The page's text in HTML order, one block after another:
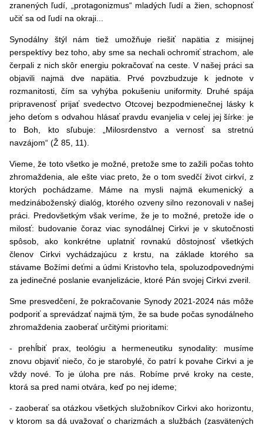
zranených ľudí, „protagonizmus“ mladých ľudí a žien, schopnosť
učiť sa od ľudí na okraji...
Synodálny štýl nám tiež umožňuje riešiť napätia z misijnej
perspektívy bez toho, aby sme sa nechali ochromiť strachom, ale
čerpali z nich skôr energiu pokračovať na ceste. V našej práci sa
objavili najmä dve napätia. Prvé povzbudzuje k jednote v
rozmanitosti, čím sa vyhýba pokušeniu uniformity. Druhé spája
pripravenosť prijať svedectvo Otcovej bezpodmienečnej lásky k
jeho deťom s odvahou hlásať pravdu evanjelia v celej jej šírke: je
to Boh, kto sľubuje: „Milosrdenstvo a vernosť sa stretnú
navzájom“ (Ž 85, 11).
Vieme, že toto všetko je možné, pretože sme to zažili počas tohto
zhromaždenia, ale ešte viac preto, že o tom svedčí život cirkví, z
ktorých pochádzame. Máme na mysli najmä ekumenický a
medzináboženský dialóg, ktorého ozveny silno rezonovali v našej
práci. Predovšetkým však veríme, že je to možné, pretože ide o
milosť: budovanie čoraz viac synodálnej Cirkvi je v skutočnosti
spôsob, ako konkrétne uplatniť rovnakú dôstojnosť všetkých
členov Cirkvi vychádzajúcu z krstu, na základe ktorého sa
stávame Božími deťmi a údmi Kristovho tela, spoluzodpovednými
za jedinečné poslanie evanjelizácie, ktoré Pán svojej Cirkvi zveril.
Sme presvedčení, že pokračovanie Synody 2021-2024 nás môže
podporiť a sprevádzať najmä tým, že sa bude počas synodálneho
zhromaždenia zaoberať určitými prioritami:
- prehĺbiť prax, teológiu a hermeneutiku synodality: musíme
znovu objaviť niečo, čo je starobylé, čo patrí k povahe Cirkvi a je
vždy nové. To je úloha pre nás. Robíme prvé kroky na ceste,
ktorá sa pred nami otvára, keď po nej ideme;
- zaoberať sa otázkou všetkých služobníkov Cirkvi ako horizontu,
v ktorom sa dá uvažovať o charizmách a službách (zasvätených